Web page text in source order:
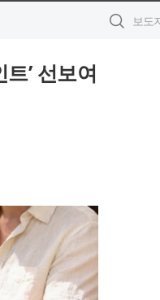
’ 선보여